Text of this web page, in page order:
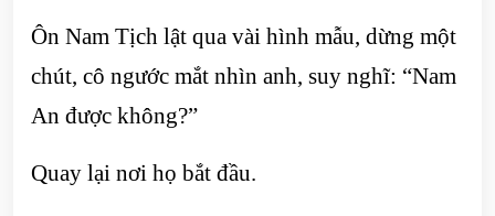
Ôn Nam Tịch lật qua vài hình mẫu, dừng một
chút, cô ngước mắt nhìn anh, suy nghĩ: “Nam
An được không?”
Quay lại nơi họ bắt đầu.